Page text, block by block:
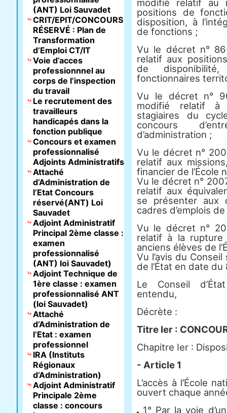
modifié relatif au
positions de
disposition, à
de fonctions ;
Vu le décret n°
relatif aux
de
fonctionnaires
Vu le décret n°
modifié relatif à
stagiaires du
concours
d’administration ;
Vu le décret n°
relatif aux
financier de l’École
Vu le décret n°
relatif aux
se présenter aux
cadres d’emplois
Vu le décret n°
relatif à la rupture
anciens élèves de
Vu l’avis du
de l’État en date du
Le Conseil
entendu,
Décrète :
Titre Ier :
Chapitre Ier :
- Article 1
L’accès à l’École
ouvert chaque
1° Par la voie
(ANT) Loi Sauvadet
CRIT/EPIT/CONCOURS
RÉSERVÉ : Plan de
Transformation
d’Emploi CT/IT
Voie d’acces
professionnnel au
corps de l’inspection
du travail
Le recrutement des
travailleurs
handicapés dans la
fonction publique
Concours et examen
professionnalisé
Adjoints Administratifs
Attaché
d’Administration de
l’Etat Concours
réservé(ANT) Loi
Sauvadet
Adjoint Administratif
Principal 2ème classe :
examen
professionnalisé
(ANT) loi Sauvadet)
Adjoint Technique de
1ère classe : examen
professionnalisé ANT
(loi Sauvadet)
Attaché
d’Administration de
l’Etat : examen
professionnel
IRA (Instituts
Régionaux
d’Administration)
Adjoint Administratif
Principale 2ème
classe : concours